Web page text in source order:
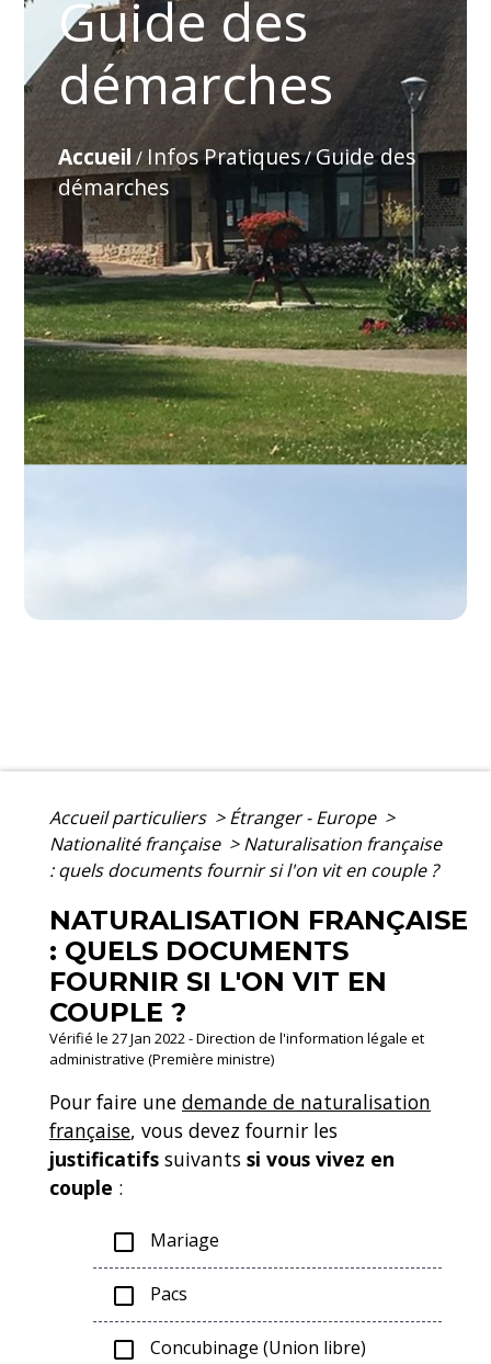
Guide des
démarches
Accueil / Infos Pratiques/Guide des
démarches
Accueil particuliers > Étranger - Europe >
Nationalité française > Naturalisation française
: quels documents fournir si l'on vit en couple ?
NATURALISATION FRANÇAISE
: QUELS DOCUMENTS
FOURNIR SI L'ON VIT EN
COUPLE ?
Vérifié le 27 Jan 2022 - Direction de l'information légale et
administrative (Première ministre)
Pour faire une demande de naturalisation
française, vous devez fournir les
justificatifs suivants si vous vivez en
couple :
check_box_outline_blank Mariage
check_box_outline_blank Pacs
check_box_outline_blank Concubinage (Union libre)